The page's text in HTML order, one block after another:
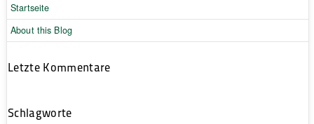
Startseite
About this Blog
Letzte Kommentare
Schlagworte